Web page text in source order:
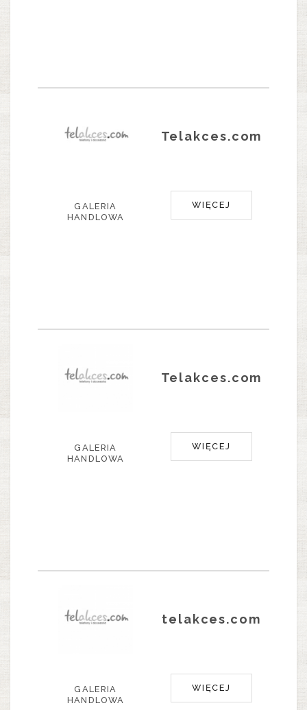
Telakces.com
GALERIA
HANDLOWA
WIĘCEJ
Telakces.com
GALERIA
HANDLOWA
WIĘCEJ
telakces.com
GALERIA
HANDLOWA
WIĘCEJ